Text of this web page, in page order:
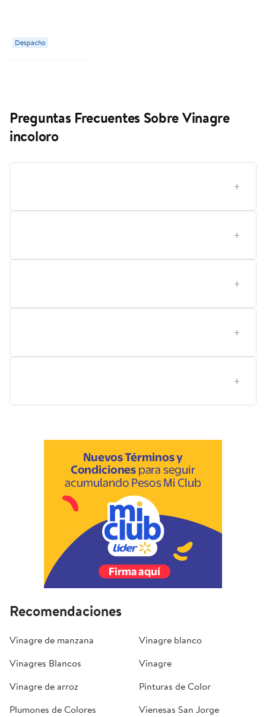
Despacho
Preguntas Frecuentes Sobre Vinagre
incoloro
Recomendaciones
Vinagre de manzana
Vinagre blanco
Vinagres Blancos
Vinagre
Vinagre de arroz
Pinturas de Color
Plumones de Colores
Vienesas San Jorge